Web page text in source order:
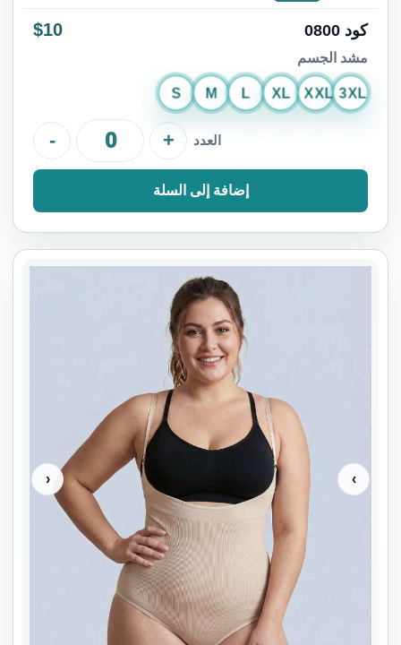
كود 0800 $10
مشد الجسم
S M L XL XXL 3XL
العدد - +
إضافة إلى السلة
›
‹